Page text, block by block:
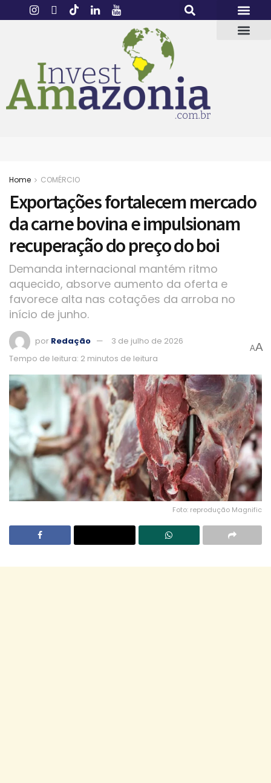
Home COMÉRCIO
Exportações fortalecem mercado
da carne bovina e impulsionam
recuperação do preço do boi
Demanda internacional mantém ritmo
aquecido, absorve aumento da oferta e
favorece alta nas cotações da arroba no
início de junho.
por Redação
3 de julho de 2026
Tempo de leitura: 2 minutos de leitura
AA
Foto: reprodução Magnific